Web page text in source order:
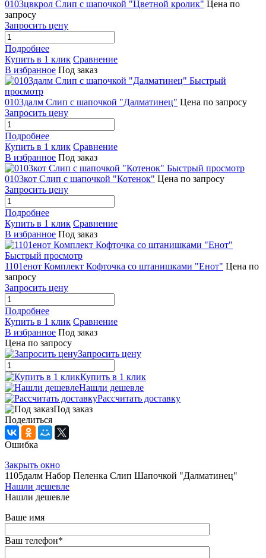
0103цвкрол Слип с шапочкой "Цветной кролик" Цена по
запросу
Запросить цену
Подробнее
Купить в 1 клик Сравнение
В избранное Под заказ
Быстрый
просмотр
0103далм Слип с шапочкой "Далматинец" Цена по запросу
Запросить цену
Подробнее
Купить в 1 клик Сравнение
В избранное Под заказ
Быстрый просмотр
0103кот Слип с шапочкой "Котенок" Цена по запросу
Запросить цену
Подробнее
Купить в 1 клик Сравнение
В избранное Под заказ
Быстрый просмотр
1101енот Комплект Кофточка со штанишками "Енот" Цена по
запросу
Запросить цену
Подробнее
Купить в 1 клик Сравнение
В избранное Под заказ
Цена по запросу
Запросить цену
Купить в 1 клик
Нашли дешевле
Рассчитать доставку
Под заказ
Поделиться
Ошибка
Закрыть окно
1105далм Набор Пеленка Слип Шапочкой "Далматинец"
Нашли дешевле
Нашли дешевле
Ваше имя
Ваш телефон*